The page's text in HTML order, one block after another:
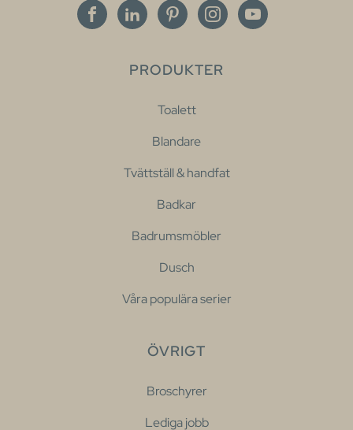
PRODUKTER
Toalett
Blandare
Tvättställ & handfat
Badkar
Badrumsmöbler
Dusch
Våra populära serier
ÖVRIGT
Broschyrer
Lediga jobb